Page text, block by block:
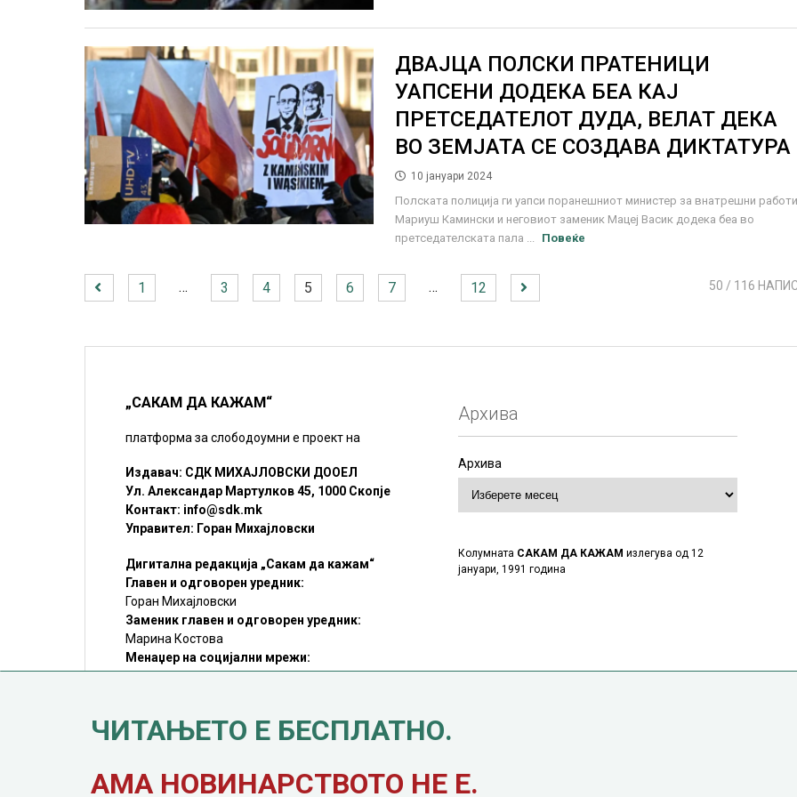
ДВАЈЦА ПОЛСКИ ПРАТЕНИЦИ
УАПСЕНИ ДОДЕКА БЕА КАЈ
ПРЕТСЕДАТЕЛОТ ДУДА, ВЕЛАТ ДЕКА
ВО ЗЕМЈАТА СЕ СОЗДАВА ДИКТАТУРА
10 јануари 2024
Полската полиција ги уапси поранешниот министер за внатрешни
Мариуш Камински и неговиот заменик Мацеј Васик додека беа во
претседателската пала ...
Повеќе
1 … 3 4 5 6 7 … 12 50 / 116
„САКАМ ДА КАЖАМ“
платформа за слободоумни е проект на
Издавач: СДК МИХАЈЛОВСКИ ДООЕЛ
Ул. Александар Мартулков 45, 1000 Скопје
Контакт: info@sdk.mk
Управител: Горан Михајловски
Дигитална редакција „Сакам да кажам“
Главен и одговорен уредник:
Горан Михајловски
Заменик главен и одговорен уредник:
Марина Костова
Менаџер на социјални мрежи:
Мирослав Илиоски
©SDK.MK Крадењето авторски текстови е казниво со закон.
Преземањето на авторски содржини (текстови) од оваа
Архива
Архива
Колумната САКАМ ДА КАЖАМ излегува од 12
јануари, 1991 година
ЧИТАЊЕТО Е БЕСПЛАТНО.
АМА НОВИНАРСТВОТО НЕ Е.